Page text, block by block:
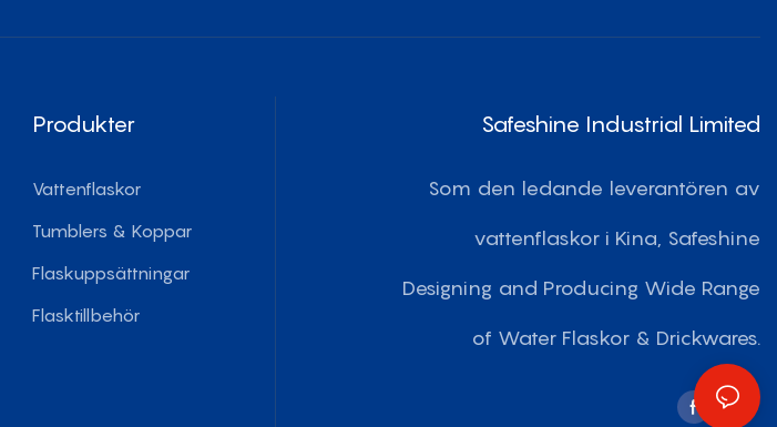
Produkter
Vattenflaskor
Tumblers & Koppar
Flaskuppsättningar
Flasktillbehör
Safeshine Industrial Limited
Som den ledande leverantören av
vattenflaskor i Kina, Safeshine
Designing and Producing Wide Range
of Water Flaskor & Drickwares.